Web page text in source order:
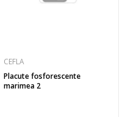
CEFLA
Placute fosforescente
marimea 2